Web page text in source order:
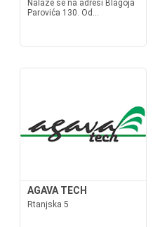
Nalaze se na adresi Blagoja
Parovića 130. Od...
AGAVA TECH
Rtanjska 5